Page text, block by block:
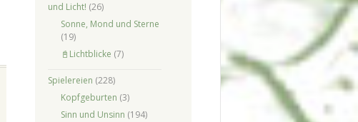
und Licht! (26)
Sonne, Mond und Sterne
(19)
📓Lichtblicke (7)
Spielereien (228)
Kopfgeburten (3)
Sinn und Unsinn (194)